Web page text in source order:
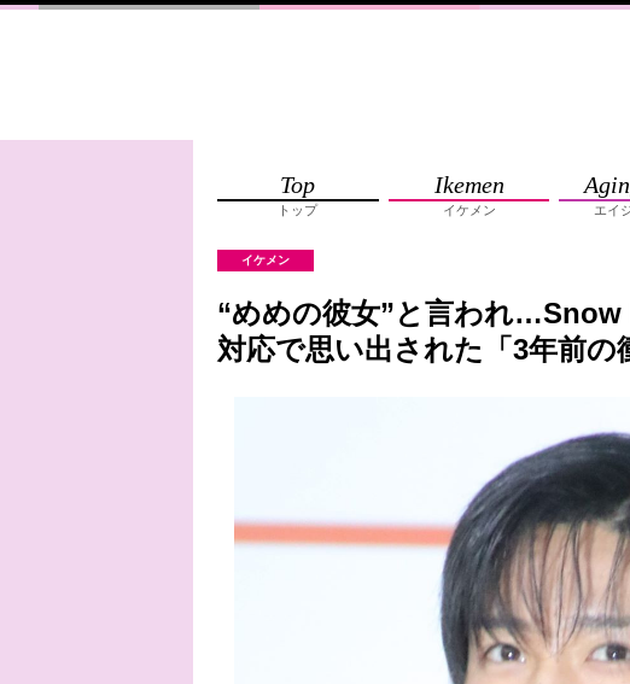
Top
トップ
Ikemen
イケメン エイ
イケメン
“めめの彼女”と言われ…Snow
対応で思い出された「3年前の